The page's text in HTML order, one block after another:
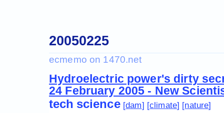
20050225
Hydroelectric power's dirty
24 February 2005 - New
tech science dam climate nature